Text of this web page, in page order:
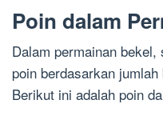
Poin dalam
Dalam permainan
poin berdasarkan
Berikut ini adalah poin